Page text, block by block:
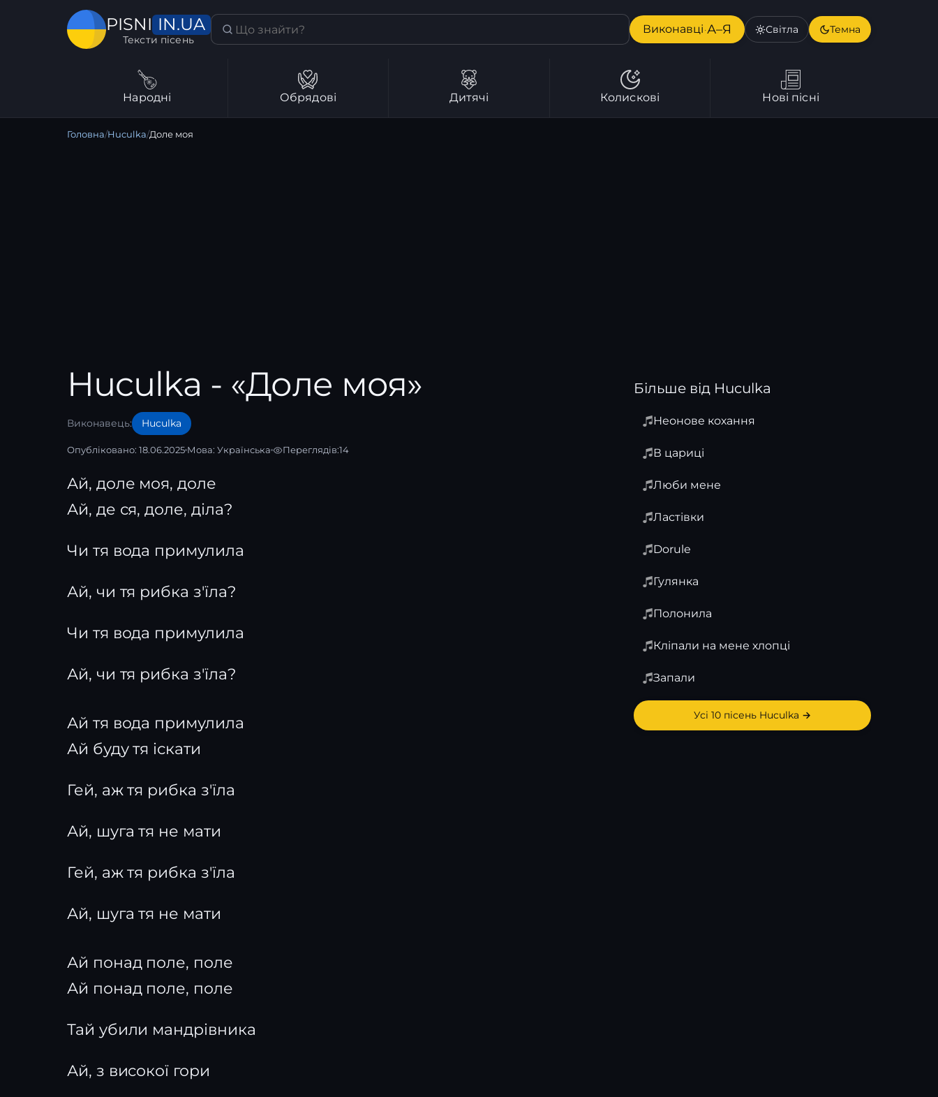
PISNI IN.UA
Тексти пісень
Виконавці·А–Я Світла Темна
Народні Обрядові Дитячі Колискові Нові пісні
Головна/Huculka/Доле моя
Huculka - «Доле моя»
Виконавець: Huculka
Опубліковано: 18.06.2025 Мова: Українська Переглядів:14
Ай, доле моя, доле
Ай, де ся, доле, діла?
Чи тя вода примулила
Ай, чи тя рибка з'їла?
Чи тя вода примулила
Ай, чи тя рибка з'їла?
Ай тя вода примулила
Ай буду тя іскати
Гей, аж тя рибка з'їла
Ай, шуга тя не мати
Гей, аж тя рибка з'їла
Ай, шуга тя не мати
Ай понад поле, поле
Ай понад поле, поле
Тай убили мандрівника
Ай, з високої гори
Більше від Huculka
Неонове кохання
В цариці
Люби мене
Ластівки
Dorule
Гулянка
Полонила
Кліпали на мене хлопці
Запали
Усі 10 пісень Huculka →